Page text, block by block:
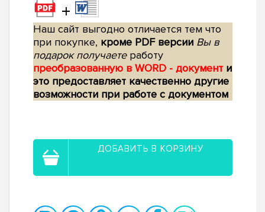
+
Наш сайт выгодно отличается тем что
при покупке, кроме PDF версии Вы в
подарок получаетеработу
преобразованную в WORD - документ и
это предоставляет качественно другие
возможности при работе с документом
ДОБАВИТЬ В КОРЗИНУ